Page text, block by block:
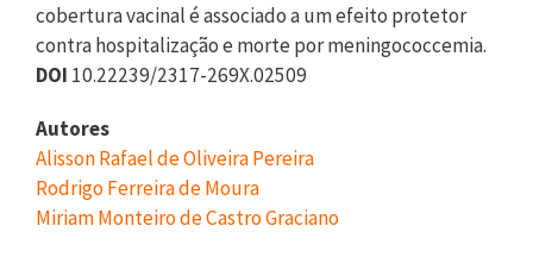
cobertura vacinal é associado a um efeito protetor
contra hospitalização e morte por meningococcemia.
DOI 10.22239/2317-269X.02509
Autores
Alisson Rafael de Oliveira Pereira
Rodrigo Ferreira de Moura
Miriam Monteiro de Castro Graciano